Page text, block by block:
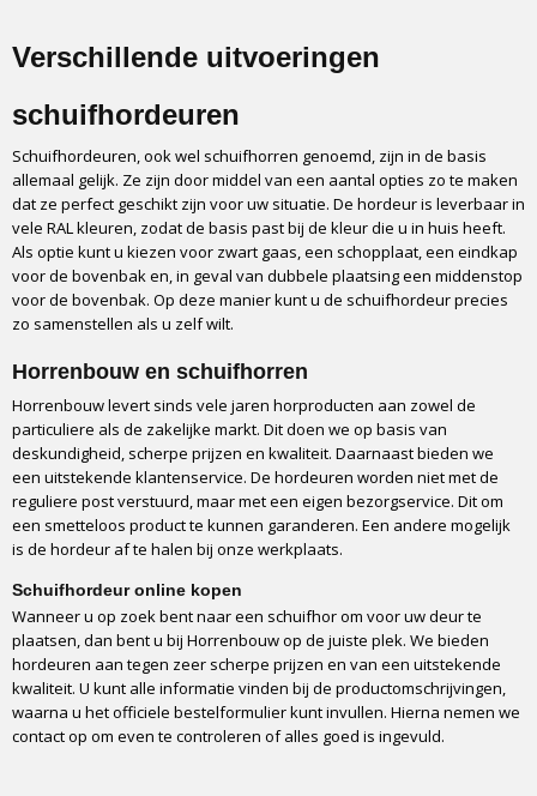
Verschillende uitvoeringen
schuifhordeuren
Schuifhordeuren, ook wel schuifhorren genoemd, zijn in de basis
allemaal gelijk. Ze zijn door middel van een aantal opties zo te maken
dat ze perfect geschikt zijn voor uw situatie. De hordeur is leverbaar in
vele RAL kleuren, zodat de basis past bij de kleur die u in huis heeft.
Als optie kunt u kiezen voor zwart gaas, een schopplaat, een eindkap
voor de bovenbak en, in geval van dubbele plaatsing een middenstop
voor de bovenbak. Op deze manier kunt u de schuifhordeur precies
zo samenstellen als u zelf wilt.
Horrenbouw en schuifhorren
Horrenbouw levert sinds vele jaren horproducten aan zowel de
particuliere als de zakelijke markt. Dit doen we op basis van
deskundigheid, scherpe prijzen en kwaliteit. Daarnaast bieden we
een uitstekende klantenservice. De hordeuren worden niet met de
reguliere post verstuurd, maar met een eigen bezorgservice. Dit om
een smetteloos product te kunnen garanderen. Een andere mogelijk
is de hordeur af te halen bij onze werkplaats.
Schuifhordeur online kopen
Wanneer u op zoek bent naar een schuifhor om voor uw deur te
plaatsen, dan bent u bij Horrenbouw op de juiste plek. We bieden
hordeuren aan tegen zeer scherpe prijzen en van een uitstekende
kwaliteit. U kunt alle informatie vinden bij de productomschrijvingen,
waarna u het officiele bestelformulier kunt invullen. Hierna nemen we
contact op om even te controleren of alles goed is ingevuld.